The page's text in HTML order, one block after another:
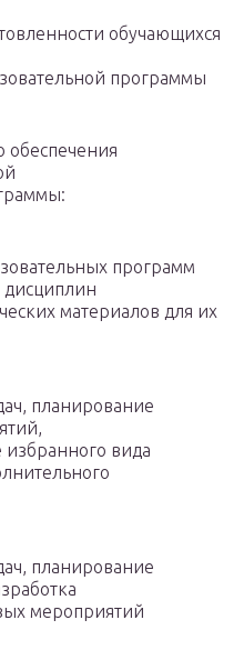
обучающихся
программы
обеспечения
программ
дисциплин
материалов для их
планирование
вида
планирование
мероприятий